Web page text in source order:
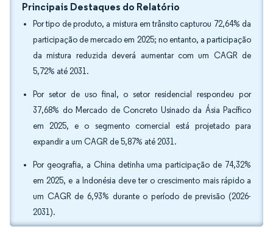
Principais Destaques do Relatório
Por tipo de produto, a mistura em trânsito capturou 72,64% da
participação de mercado em 2025; no entanto, a participação
da mistura reduzida deverá aumentar com um CAGR de
5,72% até 2031.
Por setor de uso final, o setor residencial respondeu por
37,68% do Mercado de Concreto Usinado da Ásia Pacífico
em 2025, e o segmento comercial está projetado para
expandir a um CAGR de 5,87% até 2031.
Por geografia, a China detinha uma participação de 74,32%
em 2025, e a Indonésia deve ter o crescimento mais rápido a
um CAGR de 6,93% durante o período de previsão (2026-
2031).